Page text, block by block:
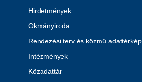
Hirdetmények
Okmányiroda
Rendezési terv és közmű adattérkép
Intézmények
Közadattár